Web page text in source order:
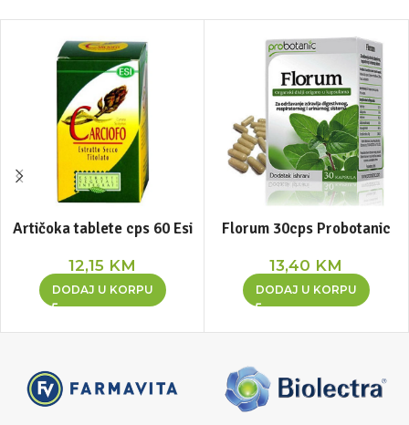
Artičoka tablete cps 60 Esi
12,15 KM
DODAJ U KORPU
Florum 30cps Probotanic
13,40 KM
DODAJ U KORPU